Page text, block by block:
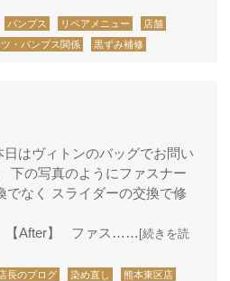
パンプス リペアメニュー
店舗
・パンプス関係 黒ずみ補修
はヴィトンのバッグでお問い
下の写真のようにファスナー
でなく スライダーの交換で修
ァス…… [続きを読
長のブログ 染め直し
熊本東区店